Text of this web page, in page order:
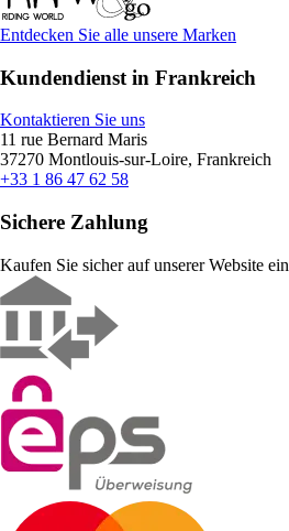
Entdecken Sie alle unsere Marken
Kundendienst in Frankreich
Kontaktieren Sie uns
11 rue Bernard Maris
37270 Montlouis-sur-Loire, Frankreich
+33 1 86 47 62 58
Sichere Zahlung
Kaufen Sie sicher auf unserer Website ein